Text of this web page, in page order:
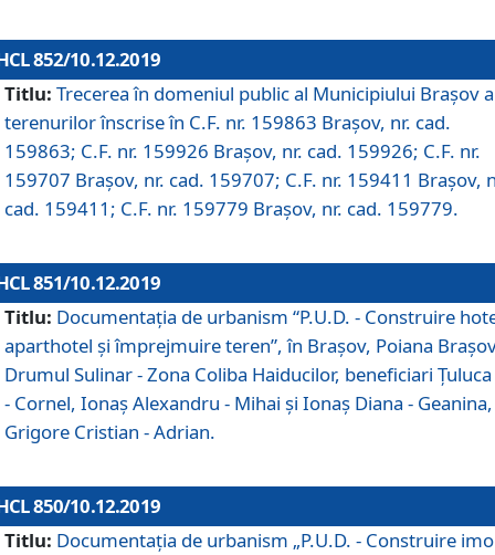
852/10.12.2019
Titlu: Trecerea în domeniul public al Municipiului Braşov a
terenurilor înscrise în C.F. nr. 159863 Brașov, nr. cad.
159863; C.F. nr. 159926 Brașov, nr. cad. 159926; C.F. nr.
159707 Brașov, nr. cad. 159707; C.F. nr. 159411 Brașov,
cad. 159411; C.F. nr. 159779 Brașov, nr. cad. 159779.
851/10.12.2019
Titlu: Documentaţia de urbanism “P.U.D. - Construire
aparthotel şi împrejmuire teren”, în Braşov, Poiana
Drumul Sulinar - Zona Coliba Haiducilor, beneficiari
- Cornel, Ionaş Alexandru - Mihai şi Ionaş Diana - Geanina,
Grigore Cristian - Adrian.
850/10.12.2019
Titlu: Documentaţia de urbanism „P.U.D. - Construire